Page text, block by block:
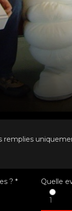
remplies
? * Quelle
1